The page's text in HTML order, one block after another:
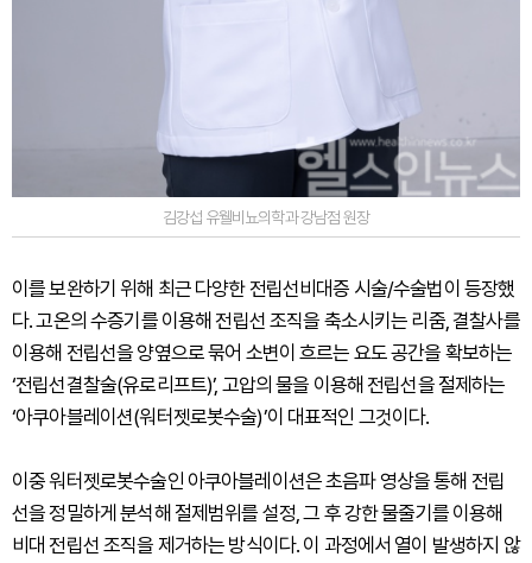
김강섭 유웰비뇨의학과 강남점 원장
이를 보완하기 위해 최근 다양한 전립선비대증 시술/수술법이 등장했
다. 고온의 수증기를 이용해 전립선 조직을 축소시키는 리줌, 결찰사를
이용해 전립선을 양옆으로 묶어 소변이 흐르는 요도 공간을 확보하는
‘전립선결찰술(유로리프트)’, 고압의 물을 이용해 전립선을 절제하는
‘아쿠아블레이션(워터젯로봇수술)’이 대표적인 그것이다.
이중 워터젯로봇수술인 아쿠아블레이션은 초음파 영상을 통해 전립
선을 정밀하게 분석해 절제범위를 설정, 그 후 강한 물줄기를 이용해
비대 전립선 조직을 제거하는 방식이다. 이 과정에서 열이 발생하지 않